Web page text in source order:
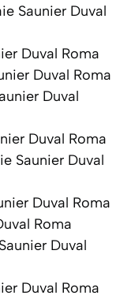
Saunier Duval
Duval Roma
Duval Roma
Duval
Duval Roma
Saunier Duval
Duval Roma
Roma
Duval
Duval Roma